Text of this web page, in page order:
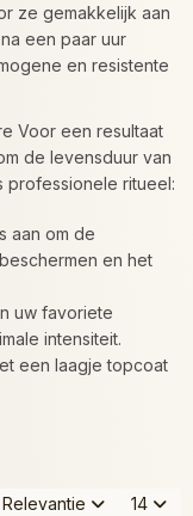
ze gemakkelijk aan
een paar uur
en resistente
Voor een resultaat
de levensduur van
professionele ritueel:
aan om de
en het
uw favoriete
intensiteit.
een laagje topcoat
te geven en een
Relevantie 14